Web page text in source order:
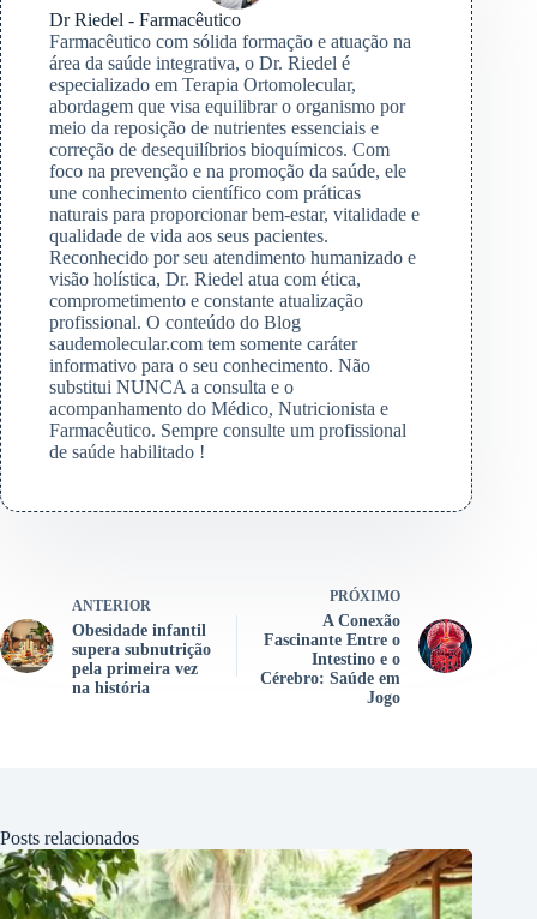
Dr Riedel - Farmacêutico
Farmacêutico com sólida formação e atuação na
área da saúde integrativa, o Dr. Riedel é
especializado em Terapia Ortomolecular,
abordagem que visa equilibrar o organismo por
meio da reposição de nutrientes essenciais e
correção de desequilíbrios bioquímicos. Com
foco na prevenção e na promoção da saúde, ele
une conhecimento científico com práticas
naturais para proporcionar bem-estar, vitalidade e
qualidade de vida aos seus pacientes.
Reconhecido por seu atendimento humanizado e
visão holística, Dr. Riedel atua com ética,
comprometimento e constante atualização
profissional. O conteúdo do Blog
saudemolecular.com tem somente caráter
informativo para o seu conhecimento. Não
substitui NUNCA a consulta e o
acompanhamento do Médico, Nutricionista e
Farmacêutico. Sempre consulte um profissional
de saúde habilitado !
ANTERIOR
Obesidade infantil
supera subnutrição
pela primeira vez
na história
PRÓXIMO
A Conexão
Fascinante Entre o
Intestino e o
Cérebro: Saúde em
Jogo
Posts relacionados